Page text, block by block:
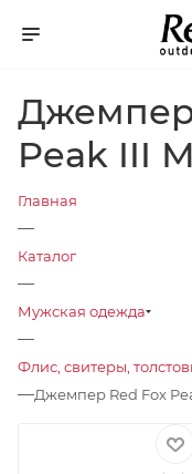
Джемпер
Peak III
Главная
—
Каталог
—
Мужская одежда
—
Флис, свитеры,
—Джемпер Red Fox